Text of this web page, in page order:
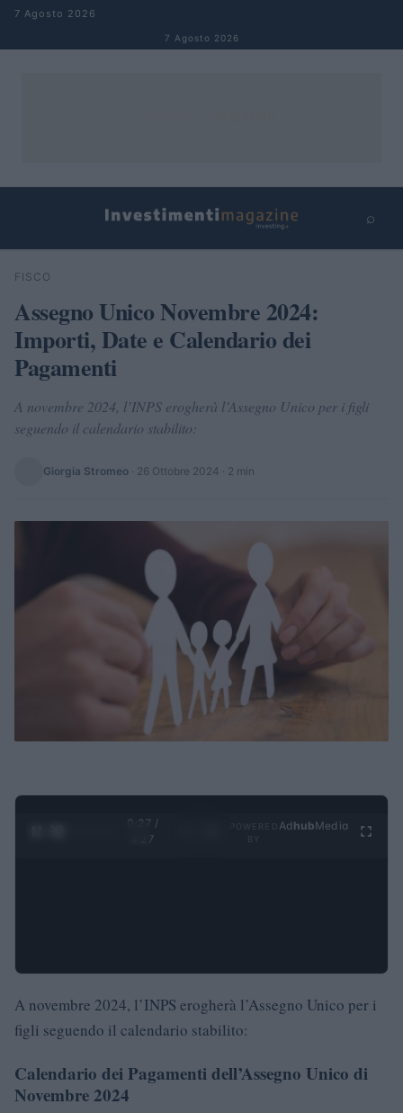
Salta al contenuto
7 Agosto 2026
7 Agosto 2026
⌕
Cerca
FISCO
Assegno Unico Novembre 2024:
Importi, Date e Calendario dei
Pagamenti
A novembre 2024, l’INPS erogherà l’Assegno Unico per i figli
seguendo il calendario stabilito:
Giorgia Stromeo · 26 Ottobre 2024 · 2 min
0:28 /
4:27
Ad hubMedia
A novembre 2024, l’INPS erogherà l’Assegno Unico per i
figli seguendo il calendario stabilito:
Calendario dei Pagamenti dell’Assegno Unico di
Novembre 2024